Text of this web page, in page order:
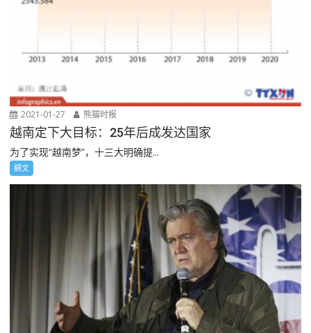
2021-01-27 熊猫时报
越南定下大目标：25年后成发达国家
为了实现“越南梦”，十三大明确提...
網文